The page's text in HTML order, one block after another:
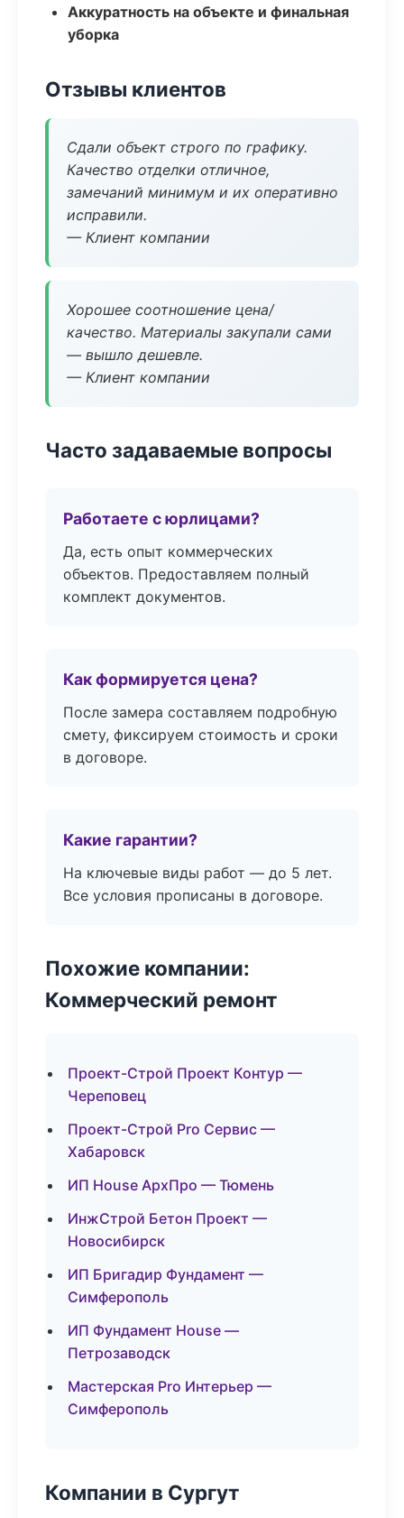
Аккуратность на объекте и финальная
уборка
Отзывы клиентов
Сдали объект строго по графику.
Качество отделки отличное,
замечаний минимум и их оперативно
исправили.
— Клиент компании
Хорошее соотношение цена/
качество. Материалы закупали сами
— вышло дешевле.
— Клиент компании
Часто задаваемые вопросы
Работаете с юрлицами?
Да, есть опыт коммерческих
объектов. Предоставляем полный
комплект документов.
Как формируется цена?
После замера составляем подробную
смету, фиксируем стоимость и сроки
в договоре.
Какие гарантии?
На ключевые виды работ — до 5 лет.
Все условия прописаны в договоре.
Похожие компании:
Коммерческий ремонт
Проект-Строй Проект Контур —
Череповец
Проект-Строй Pro Сервис —
Хабаровск
ИП House АрхПро — Тюмень
ИнжСтрой Бетон Проект —
Новосибирск
ИП Бригадир Фундамент —
Симферополь
ИП Фундамент House —
Петрозаводск
Мастерская Pro Интерьер —
Симферополь
Компании в Сургут